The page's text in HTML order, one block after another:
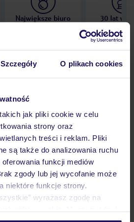
Szczegóły O plikach cookies
jak pliki cookie w celu
strony oraz
treści i reklam. Pliki
są także do analizowania ruchu
funkcji mediów
zgody lub jej wycofanie może
niektóre funkcje strony.
wyrażasz zgodę na
Największe biuro
30 lat w